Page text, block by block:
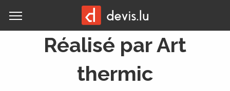
MENU
Réalisé par Art
thermic